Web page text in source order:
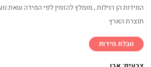
המידות הן רגילות , מומלץ להזמין לפי המידה שאת
תוצרת הארץ
טבלת מידות